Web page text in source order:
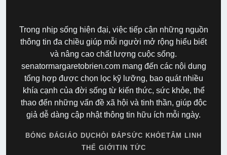
Trong nhịp sống hiện đại, việc tiếp cận những nguồn
thông tin đa chiều giúp mỗi người mở rộng hiểu biết
và nâng cao chất lượng cuộc sống.
senatormargaretobrien.com mang đến các nội dung
tổng hợp được chọn lọc kỹ lưỡng, bao quát nhiều
khía cạnh của đời sống từ kiến thức, sức khỏe, thể
thao đến những vấn đề xã hội và tinh thần, giúp độc
giả dễ dàng cập nhật thông tin hữu ích mỗi ngày.
BÓNG ĐÁGIÁO DỤC HỎI ĐÁPSỨC KHỎETÂM LINH
THẾ GIỚI TIN TỨC